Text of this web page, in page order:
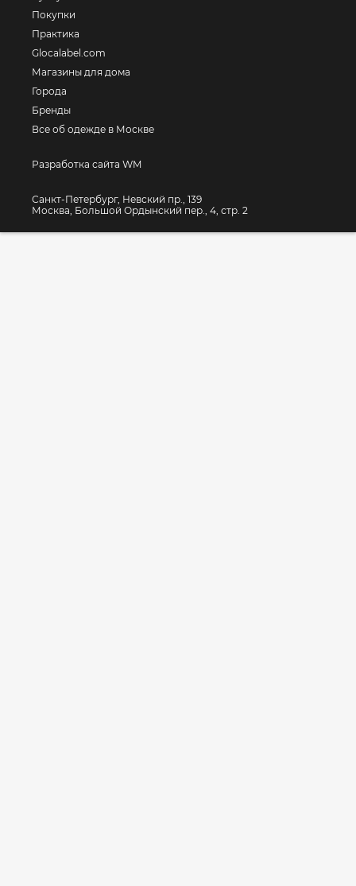
Покупки
Практика
Glocalabel.com
Магазины для дома
Города
Бренды
Все об одежде в Москве
Разработка сайта WM
Санкт-Петербург, Невский пр., 139
Москва, Большой Ордынский пер., 4, стр. 2